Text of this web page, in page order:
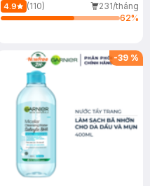
40ml
4.9 (110)
231/tháng
62%
-39 %